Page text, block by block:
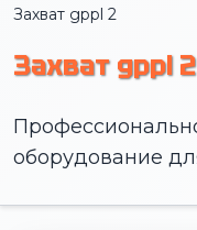
Захват gppl 2
Захват gppl 2
оборудование